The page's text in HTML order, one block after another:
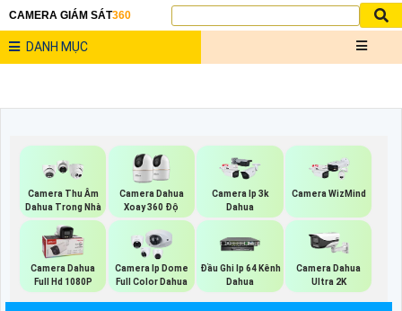
CAMERA GIÁM SÁT360
DANH MỤC
Camera Thu Âm
Dahua Trong Nhà
Camera Dahua
Xoay 360 Độ
Camera Ip 3k
Dahua
Camera WizMind
Camera Dahua
Full Hd 1080P
Camera Ip Dome
Full Color Dahua
Đầu Ghi Ip 64 Kênh
Dahua
Camera Dahua
Ultra 2K